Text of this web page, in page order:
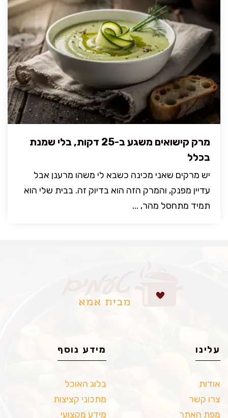
מרק קישואים משגע ב-25 דקות, בלי שמנת
בכלל
יש מרקים שאני מכינה כשבא לי משהו מרענן אבל
עדיין מפנק, והמרק הזה הוא בדיוק זה. בבית שלי הוא
תמיד מתחסל מהר, ...
עלינו
אודות
צרו קשר
מפת האתר
מידע נוסף
בלוג האוכל
מתכוני קציצות
מידע מקצועי